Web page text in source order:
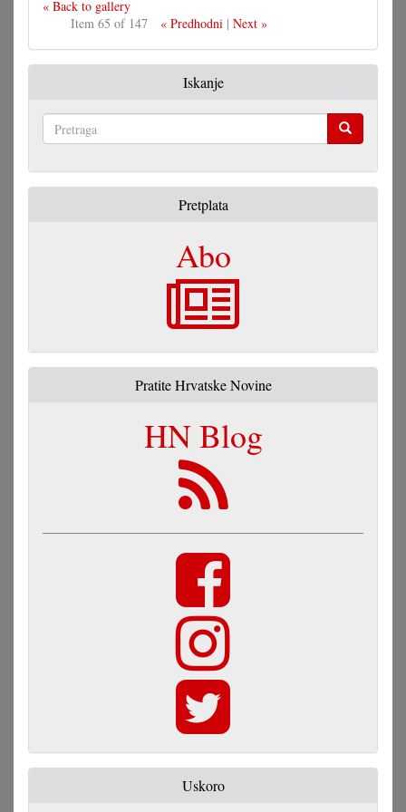
« Back to gallery
Item 65 of 147
« Predhodni| Next »
Iskanje
Pretplata
Abo
Pratite Hrvatske Novine
HN Blog
Uskoro